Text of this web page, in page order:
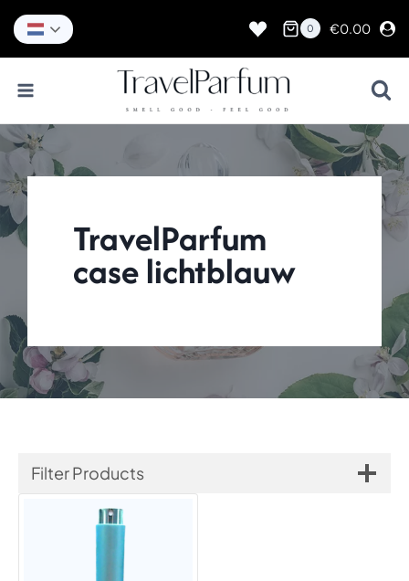
naar
inhoud
0 €0.00
TravelParfum
case lichtblauw
Filter Products